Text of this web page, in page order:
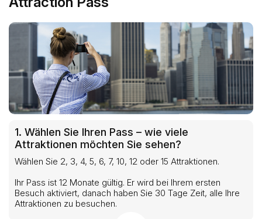
1. Wählen Sie Ihren Pass – wie viele
Attraktionen möchten Sie sehen?
Wählen Sie 2, 3, 4, 5, 6, 7, 10, 12 oder 15 Attraktionen.
Ihr Pass ist 12 Monate gültig. Er wird bei Ihrem ersten
Besuch aktiviert, danach haben Sie 30 Tage Zeit, alle Ihre
Attraktionen zu besuchen.